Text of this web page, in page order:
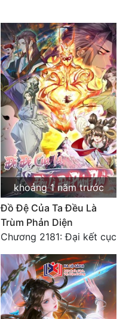
khoảng 1 năm trước
Đồ Đệ Của Ta Đều Là
Trùm Phản Diện
Chương 2181: Đại kết cục